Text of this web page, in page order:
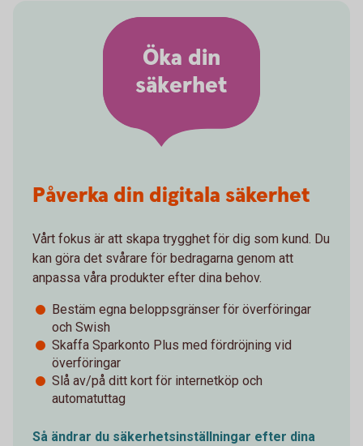
Påverka din digitala säkerhet
Vårt fokus är att skapa trygghet för dig som kund. Du
kan göra det svårare för bedragarna genom att
anpassa våra produkter efter dina behov.
Bestäm egna beloppsgränser för överföringar
och Swish
Skaffa Sparkonto Plus med fördröjning vid
överföringar
Slå av/på ditt kort för internetköp och
automatuttag
Så ändrar du säkerhetsinställningar efter dina
Öka din
säkerhet